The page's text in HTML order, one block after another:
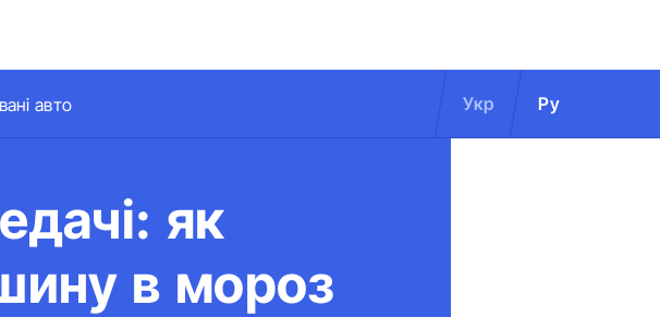
авто Укр Ру
як
в мороз